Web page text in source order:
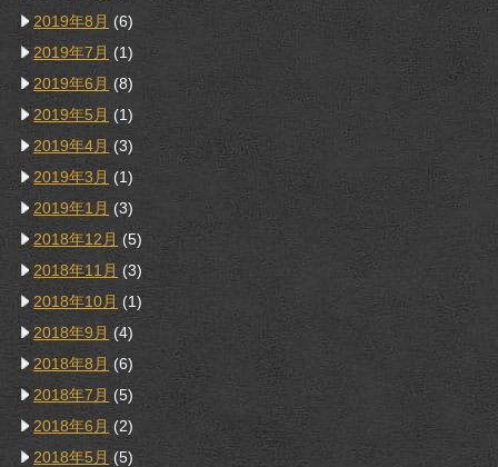
2019年8月 (6)
2019年7月 (1)
2019年6月 (8)
2019年5月 (1)
2019年4月 (3)
2019年3月 (1)
2019年1月 (3)
2018年12月 (5)
2018年11月 (3)
2018年10月 (1)
2018年9月 (4)
2018年8月 (6)
2018年7月 (5)
2018年6月 (2)
2018年5月 (5)